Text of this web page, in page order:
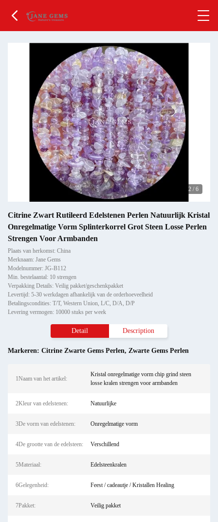
2 / 6
Citrine Zwart Rutileerd Edelstenen Perlen Natuurlijk Kristal
Onregelmatige Vorm Splinterkorrel Grot Steen Losse Perlen
Strengen Voor Armbanden
Plaats van herkomst: China
Merknaam: Jane Gems
Modelnummer: JG-B112
Min. bestelaantal: 10 strengen
Verpakking Details: Veilig pakket/geschenkpakket
Levertijd: 5-30 werkdagen afhankelijk van de orderhoeveelheid
Betalingscondities: T/T, Western Union, L/C, D/A, D/P
Levering vermogen: 10000 stuks per week
Detail Description
Markeren: Citrine Zwarte Gems Perlen, Zwarte Gems Perlen
1Naam van het artikel:
Kristal onregelmatige vorm chip grind steen
losse kralen strengen voor armbanden
2Kleur van edelstenen: Natuurlijke
3De vorm van edelstenen: Onregelmatige vorm
4De grootte van de edelsteen: Verschillend
5Materiaal: Edelsteenkralen
6Gelegenheid: Feest / cadeautje / Kristallen Healing
7Pakket: Veilig pakket